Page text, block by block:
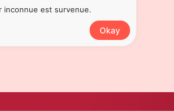
inconnue est survenue.
Okay